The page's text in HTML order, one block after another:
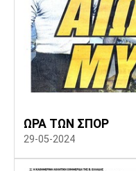
Μονακό
ΩΡΑ ΤΩΝ ΣΠΟΡ
29-05-2024